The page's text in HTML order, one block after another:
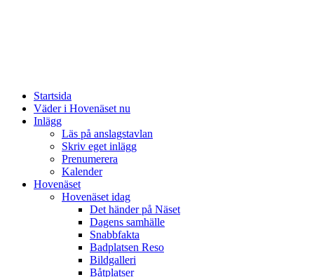
Startsida
Väder i Hovenäset nu
Inlägg
Läs på anslagstavlan
Skriv eget inlägg
Prenumerera
Kalender
Hovenäset
Hovenäset idag
Det händer på Näset
Dagens samhälle
Snabbfakta
Badplatsen Reso
Bildgalleri
Båtplatser